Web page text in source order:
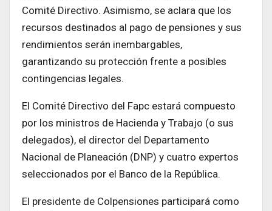
Comité Directivo. Asimismo, se aclara que los
recursos destinados al pago de pensiones y sus
rendimientos serán inembargables,
garantizando su protección frente a posibles
contingencias legales.
El Comité Directivo del Fapc estará compuesto
por los ministros de Hacienda y Trabajo (o sus
delegados), el director del Departamento
Nacional de Planeación (DNP) y cuatro expertos
seleccionados por el Banco de la República.
El presidente de Colpensiones participará como